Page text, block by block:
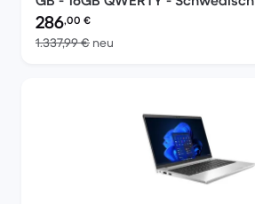
Preis des erneuerten Produkts:
286,00 €
1.337,99 € neu